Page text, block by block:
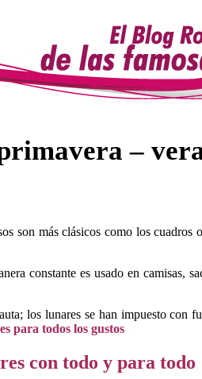
–
son más clásicos como los
constante es usado en camisas,
los lunares se han impuesto con
para todos los gustos
con todo y para todo